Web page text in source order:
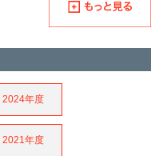
2024年度
2021年度